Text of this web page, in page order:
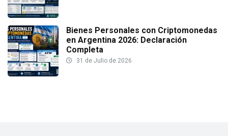
Bienes Personales con Criptomonedas
en Argentina 2026: Declaración
Completa
31 de Julio de 2026